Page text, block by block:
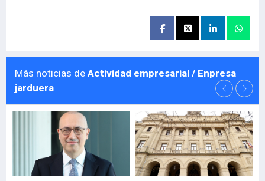
Más noticias de Actividad empresarial / Enpresa
jarduera